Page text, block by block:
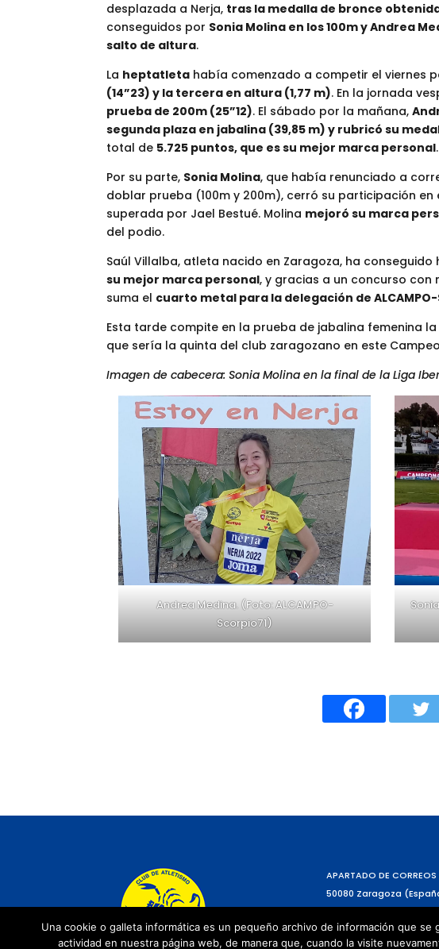
desplazada a Nerja, tras la medalla de bronce
conseguidos por Sonia Molina en los 100m y Andrea
salto de altura.
La heptatleta había comenzado a competir el viernes
(14”23) y la tercera en altura (1,77 m). En la jornada
prueba de 200m (25”12). El sábado por la mañana,
segunda plaza en jabalina (39,85 m) y rubricó su
total de 5.725 puntos, que es su mejor marca personal.
Por su parte, Sonia Molina, que había renunciado a
doblar prueba (100m y 200m), cerró su participación
superada por Jael Bestué. Molina mejoró su marca
del podio.
Saúl Villalba, atleta nacido en Zaragoza, ha conseguido
su mejor marca personal, y gracias a un concurso
suma el cuarto metal para la delegación de
Esta tarde compite en la prueba de jabalina femenina
que sería la quinta del club zaragozano en este
Imagen de cabecera: Sonia Molina en la final de la Liga
Andrea Medina. (Foto: ALCAMPO-
Scorpio71)
APARTADO DE CORREOS
50080 Zaragoza
Una cookie o galleta informática es un pequeño archivo de información que
actividad en nuestra página web, de manera que, cuando la visite